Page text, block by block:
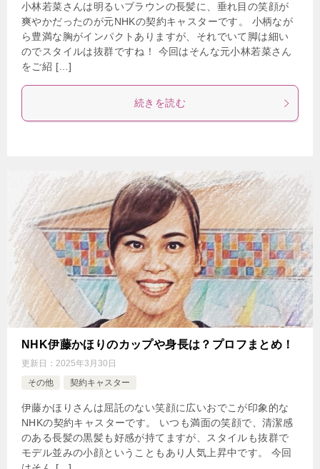
小林若菜さんは明るいブラウンの長髪に、垂れ目の笑顔が
爽やかだったのが元NHKの契約キャスターです。 小柄なが
ら豊満な胸がインパクトありますが、それでいて脚は細い
のでスタイルは抜群ですね！ 今回はそんな元小林若菜さん
をご紹 […]
続きを読む
NHK伊藤かほりのカップや身長は？プロフまとめ！
更新日： 2025年3月30日
その他
契約キャスター
伊藤かほりさんは屈託のない笑顔に広いおでこが印象的な
NHKの契約キャスターです。 いつも満面の笑顔で、清潔感
のある長髪の黒髪も好感が持てますが、スタイルも抜群で
モデル並みの小顔ということもあり人気上昇中です。 今回